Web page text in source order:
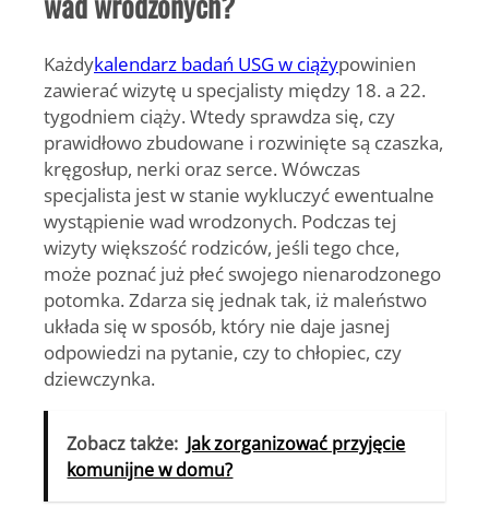
Każdykalendarz badań USG w ciążypowinien
zawierać wizytę u specjalisty między 18. a 22.
tygodniem ciąży. Wtedy sprawdza się, czy
prawidłowo zbudowane i rozwinięte są czaszka,
kręgosłup, nerki oraz serce. Wówczas
specjalista jest w stanie wykluczyć ewentualne
wystąpienie wad wrodzonych. Podczas tej
wizyty większość rodziców, jeśli tego chce,
może poznać już płeć swojego nienarodzonego
potomka. Zdarza się jednak tak, iż maleństwo
układa się w sposób, który nie daje jasnej
odpowiedzi na pytanie, czy to chłopiec, czy
dziewczynka.
Zobacz także: Jak zorganizować przyjęcie
komunijne w domu?